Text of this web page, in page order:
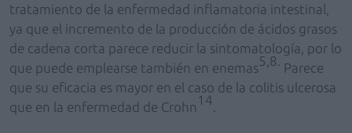
tratamiento de la enfermedad inflamatoria intestinal,
ya que el incremento de la producción de ácidos grasos
de cadena corta parece reducir la sintomatología, por lo
que puede emplearse también en enemas5,8.
Parece
que su eficacia es mayor en el caso de la colitis ulcerosa
que en la enfermedad de Crohn 14